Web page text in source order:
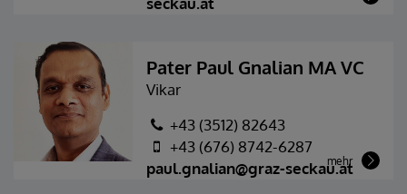
Pater Paul Gnalian MA VC
Vikar
+43 (3512) 82643
+43 (676) 8742-6287
paul.gnalian@graz-seckau.at
mehr